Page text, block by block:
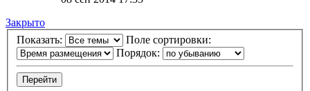
Закрыто
Показать:
Поле сортировки:
Порядок: